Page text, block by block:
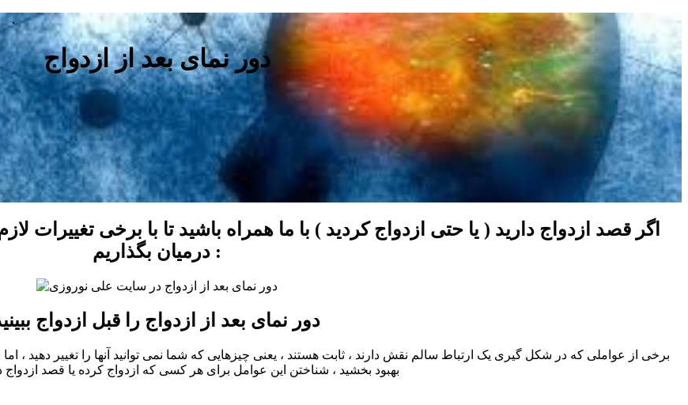
.
دور نمای بعد از ازدواج
اگر قصد ازدواج دارید ( یا حتی ازدواج کردید ) با ما همراه باشید تا با برخی تغییرات
درمیان بگذاریم :
دور نمای بعد از ازدواج را قبل ازدواج
برخی از عواملی که در شکل گیری یک ارتباط سالم نقش دارند ، ثابت هستند ، یعنی چیزهایی که شما نمی توانید آنها را تغییر دهید ،
بهبود بخشید ، شناختن این عوامل برای هر کسی که ازدواج کرده یا قصد